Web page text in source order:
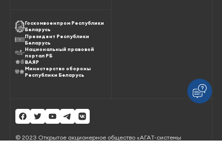
© 2023 Открытое акционерное общество «АГАТ-системы
Госкомвоенпром Республики
Беларусь
Президент Республики
Беларусь
Национальный правовой
портал РБ
ВАЯР
Министерство обороны
Республики Беларусь